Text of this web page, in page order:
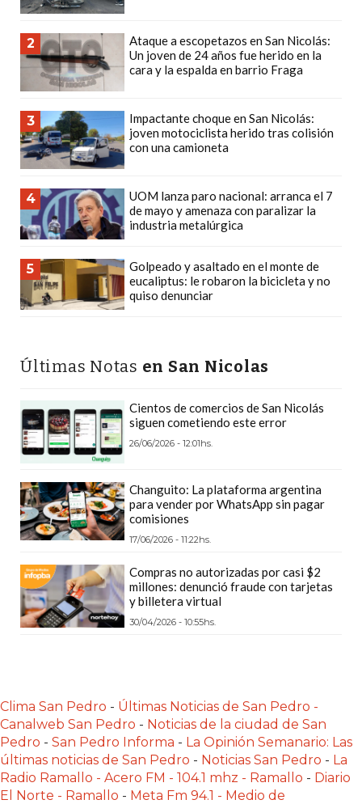
CREAR
ONLINE
GRATIS
SUPLEMENTOS
DEPORTIVOS
EN
PERGAMINO:
COMPRAR
PROTEÍNA,
CREATINA
Y
PRE
ENTRENO
PROFESIONAL
ES
CHANGUITO.COM.AR
Y
FUNCIONA:
CREAR
TIENDAS
CON
PEDIDOS
POR
GRATIS
EN
ARGENTINA:
CHANGUITO.COM.AR
VS
2
Ataque a escopetazos en San Nicolás:
Un joven de 24 años fue herido en la
cara y la espalda en barrio Fraga
3
Impactante choque en San Nicolás:
joven motociclista herido tras colisión
con una camioneta
4
UOM lanza paro nacional: arranca el 7
de mayo y amenaza con paralizar la
industria metalúrgica
5
Golpeado y asaltado en el monte de
eucaliptus: le robaron la bicicleta y no
quiso denunciar
Últimas Notas en San Nicolas
Cientos de comercios de San Nicolás
siguen cometiendo este error
26/06/2026 - 12:01hs.
Changuito: La plataforma argentina
para vender por WhatsApp sin pagar
comisiones
17/06/2026 - 11:22hs.
Compras no autorizadas por casi $2
millones: denunció fraude con tarjetas
y billetera virtual
30/04/2026 - 10:55hs.
Clima San Pedro - Últimas Noticias de San Pedro -
Canalweb San Pedro - Noticias de la ciudad de San
Pedro - San Pedro Informa - La Opinión Semanario: Las
últimas noticias de San Pedro - Noticias San Pedro - La
Radio Ramallo - Acero FM - 104.1 mhz - Ramallo - Diario
El Norte - Ramallo - Meta Fm 94.1 - Medio de